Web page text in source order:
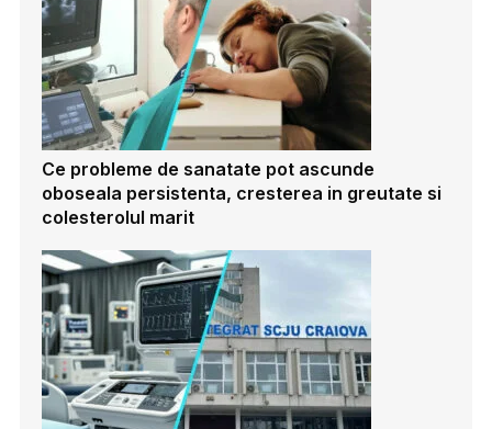
Ce probleme de sanatate pot ascunde
oboseala persistenta, cresterea in greutate si
colesterolul marit